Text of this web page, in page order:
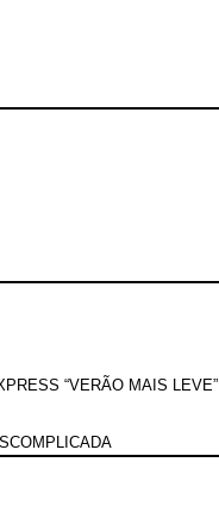
“VERÃO MAIS LEVE”